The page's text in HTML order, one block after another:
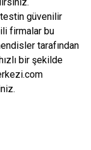
güvenilir
firmalar bu
tarafından
bir şekilde